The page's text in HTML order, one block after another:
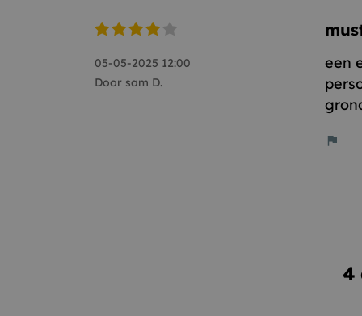
05-05-2025 12:00
Door sam D.
een
flag
4